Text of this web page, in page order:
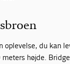
oplevelse, du kan
højde.